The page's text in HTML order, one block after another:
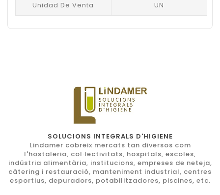
Unidad De Venta UN
SOLUCIONS INTEGRALS D'HIGIENE
Lindamer cobreix mercats tan diversos com
l'hostaleria, col·lectivitats, hospitals, escoles,
indústria alimentària, institucions, empreses de neteja,
càtering i restauració, manteniment industrial, centres
esportius, depuradors, potabilitzadores, piscines, etc.